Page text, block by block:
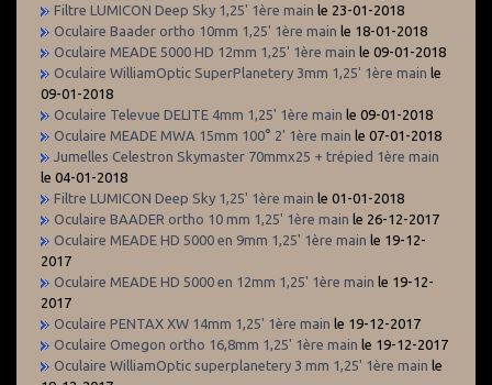
Filtre LUMICON Deep Sky 1,25' 1ère main le 23-01-2018
Oculaire Baader ortho 10mm 1,25' 1ère main le 18-01-2018
Oculaire MEADE 5000 HD 12mm 1,25' 1ère main le 09-01-2018
Oculaire WilliamOptic SuperPlanetery 3mm 1,25' 1ère main le
09-01-2018
Oculaire Televue DELITE 4mm 1,25' 1ère main le 09-01-2018
Oculaire MEADE MWA 15mm 100° 2' 1ère main le 07-01-2018
Jumelles Celestron Skymaster 70mmx25 + trépied 1ère main
le 04-01-2018
Filtre LUMICON Deep Sky 1,25' 1ère main le 01-01-2018
Oculaire BAADER ortho 10 mm 1,25' 1ère main le 26-12-2017
Oculaire MEADE HD 5000 en 9mm 1,25' 1ère main le 19-12-
2017
Oculaire MEADE HD 5000 en 12mm 1,25' 1ère main le 19-12-
2017
Oculaire PENTAX XW 14mm 1,25' 1ère main le 19-12-2017
Oculaire Omegon ortho 16,8mm 1,25' 1ère main le 19-12-2017
Oculaire WilliamOptic superplanetery 3 mm 1,25' 1ère main le